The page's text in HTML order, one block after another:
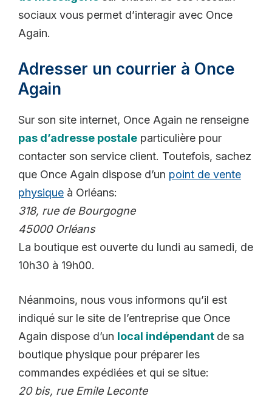
sociaux vous permet d’interagir avec Once
Again.
Adresser un courrier à Once
Again
Sur son site internet, Once Again ne renseigne
pas d’adresse postale particulière pour
contacter son service client. Toutefois, sachez
que Once Again dispose d’un point de vente
physique à Orléans:
318, rue de Bourgogne
45000 Orléans
La boutique est ouverte du lundi au samedi, de
10h30 à 19h00.
Néanmoins, nous vous informons qu’il est
indiqué sur le site de l’entreprise que Once
Again dispose d’un local indépendant de sa
boutique physique pour préparer les
commandes expédiées et qui se situe:
20 bis, rue Emile Leconte